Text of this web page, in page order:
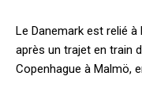
Le Danemark est relié à
après un trajet en train
Copenhague à Malmö,